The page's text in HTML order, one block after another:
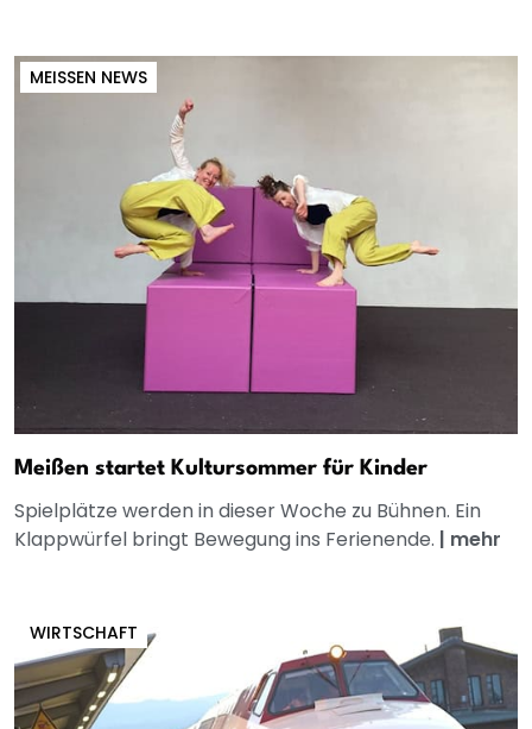
MEISSEN NEWS
Meißen startet Kultursommer für Kinder
Spielplätze werden in dieser Woche zu Bühnen. Ein
Klappwürfel bringt Bewegung ins Ferienende. | mehr
WIRTSCHAFT